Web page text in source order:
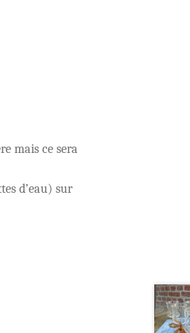
mais ce sera
d’eau) sur